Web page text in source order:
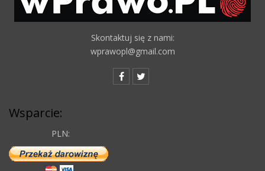
Skontaktuj się z nami:
wprawopl@gmail.com
Wsparcie:
PLN: